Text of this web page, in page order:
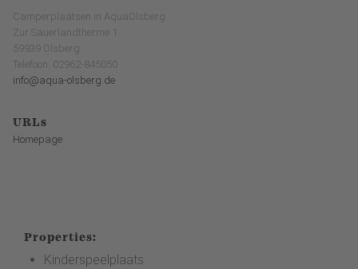
Camperplaatsen in AquaOlsberg
Zur Sauerlandtherme 1
59939 Olsberg
Telefoon: 02962-845050
info@aqua-olsberg.de
URLs
Homepage
Properties:
Kinderspeelplaats